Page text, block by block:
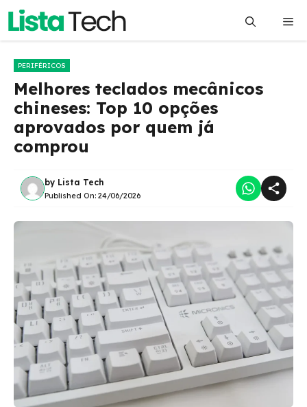
Pular
o
PERIFÉRICOS
Melhores teclados mecânicos
chineses: Top 10 opções
aprovados por quem já
comprou
by Lista Tech
Published On: 24/06/2026